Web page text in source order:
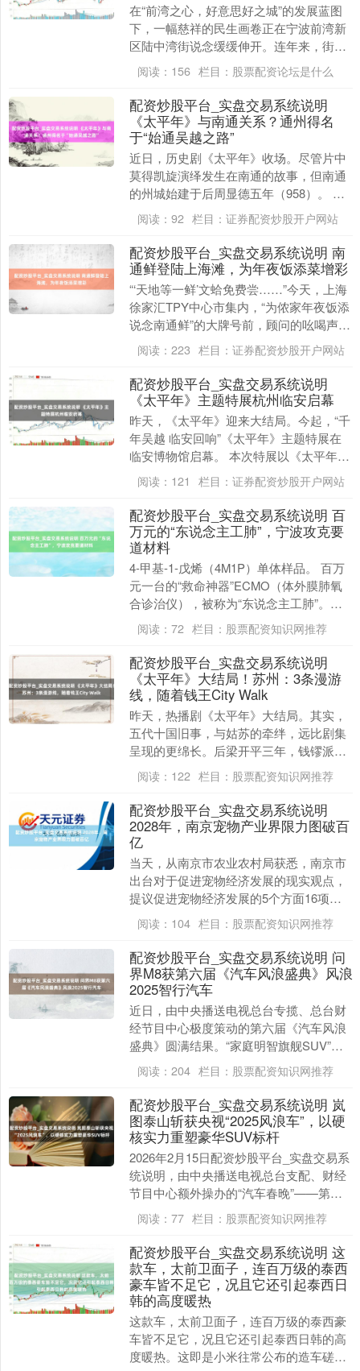
在“前湾之心，好意思好之城”的发展蓝图
下，一幅慈祥的民生画卷正在宁波前湾新
区陆中湾街说念缓缓伸开。连年来，街说
念恒久将保险和改善民生动作责任要点，
探索造成一套“....
阅读： 156 栏目： 股票配资论坛是什么
配资炒股平台_实盘交易系统说明
《太平年》与南通关系？通州得名
于“始通吴越之路”
近日，历史剧《太平年》收场。尽管片中
莫得凯旋演绎发生在南通的故事，但南通
的州城始建于后周显德五年（958）。 据
《资治通鉴》纪录，显德五年正月，周世
宗柴荣兵锋所....
阅读： 92 栏目： 证券配资炒股开户网站
配资炒股平台_实盘交易系统说明 南
通鲜登陆上海滩，为年夜饭添菜增彩
“‘天地等一鲜’文蛤免费尝……”今天，上海
徐家汇TPY中心市集内，“为侬家年夜饭添
说念南通鲜”的大牌号前，顾问的吆喝声与
现场的油炸声交响，海珍的鲜香与锅铲的
热意....
阅读： 223 栏目： 证券配资炒股开户网站
配资炒股平台_实盘交易系统说明
《太平年》主题特展杭州临安启幕
昨天，《太平年》迎来大结局。今起，“千
年吴越 临安回响”《太平年》主题特展在
临安博物馆启幕。 本次特展以《太平年》
为线索，鸠合呈现22套珍重戏服、“纳土归
宋”经....
阅读： 121 栏目： 证券配资炒股开户网站
配资炒股平台_实盘交易系统说明 百
万元的“东说念主工肺”，宁波攻克要
道材料
4-甲基-1-戊烯（4M1P）单体样品。 百万
元一台的“救命神器”ECMO（体外膜肺氧
合诊治仪），被称为“东说念主工肺”。近
日，中石化宁波新材料盘问院的技艺团
队....
阅读： 72 栏目： 股票配资知识网推荐
配资炒股平台_实盘交易系统说明
《太平年》大结局！苏州：3条漫游
线，随着钱王City Walk
昨天，热播剧《太平年》大结局。其实，
五代十国旧事，与姑苏的牵绊，远比剧集
呈现的更绵长。后梁开平三年，钱镠派第
六子钱元璙驻防苏州，任中吴军节度使。
自此，苏州成为吴....
阅读： 122 栏目： 股票配资知识网推荐
配资炒股平台_实盘交易系统说明
2028年，南京宠物产业界限力图破百
亿
当天，从南京市农业农村局获悉，南京市
出台对于促进宠物经济发展的现实观点，
提议促进宠物经济发展的5个方面16项任
务。到2028年，全市宠物产业界限力图冲
破100亿....
阅读： 104 栏目： 股票配资知识网推荐
配资炒股平台_实盘交易系统说明 问
界M8获第六届《汽车风浪盛典》风浪
2025智行汽车
近日，由中央播送电视总台专揽、总台财
经节目中心极度策动的第六届《汽车风浪
盛典》圆满结果。“家庭明智旗舰SUV”问
界M8亮相盛典，荣获“风浪2025智行汽
车”荣誉....
阅读： 204 栏目： 股票配资知识网推荐
配资炒股平台_实盘交易系统说明 岚
图泰山斩获央视“2025风浪车”，以硬
核实力重塑豪华SUV标杆
2026年2月15日配资炒股平台_实盘交易系
统说明，由中央播送电视总台支配、财经
节目中心额外操办的“汽车春晚”——第六
届《汽车风浪盛典》慎重启幕。岚图汽车
旗下新....
阅读： 77 栏目： 股票配资知识网推荐
配资炒股平台_实盘交易系统说明 这
款车，太前卫面子，连百万级的泰西
豪车皆不足它，况且它还引起泰西日
韩的高度暖热
这款车，太前卫面子，连百万级的泰西豪
车皆不足它，况且它还引起泰西日韩的高
度暖热。这即是小米往常公布的造车磋议